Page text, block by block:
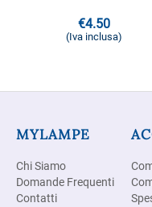
€4.50
(Iva inclusa)
MYLAMPE
Chi Siamo
Domande Frequenti
Contatti